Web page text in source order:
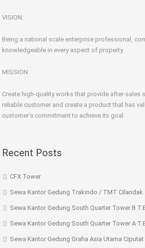
VISION:
Being a national scale enterprise professional,
knowledgeable in every aspect of property.
MISSION:
Create high-quality works that provide after-sales
reliable customer and create a product that has
customer’s commitment to achieve its goal.
Recent Posts
CFX Tower
Sewa Kantor Gedung Trakindo / TMT Cilandak
Sewa Kantor Gedung South Quarter Tower B
Sewa Kantor Gedung South Quarter Tower A
Sewa Kantor Gedung Graha Asia Utama Ciputat